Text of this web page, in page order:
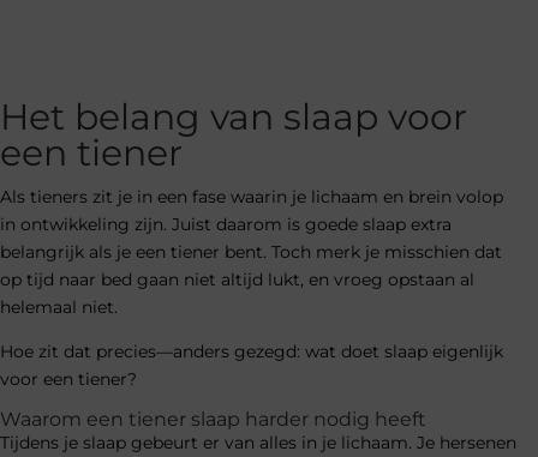
Het belang van slaap voor
een tiener
Als tieners zit je in een fase waarin je lichaam en brein volop
in ontwikkeling zijn. Juist daarom is goede slaap extra
belangrijk als je een tiener bent. Toch merk je misschien dat
op tijd naar bed gaan niet altijd lukt, en vroeg opstaan al
helemaal niet.
Hoe zit dat precies—anders gezegd: wat doet slaap eigenlijk
voor een tiener?
Waarom een tiener slaap harder nodig heeft
Tijdens je slaap gebeurt er van alles in je lichaam. Je hersenen